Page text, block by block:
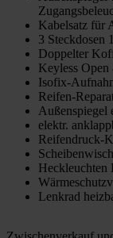
Kabelsatz für
3 Steckdosen
Doppelter
Keyless Open
Isofix-
Reifen-
Außenspiegel
elektr.
Reifendruck-
Heckleuchten
Lenkrad